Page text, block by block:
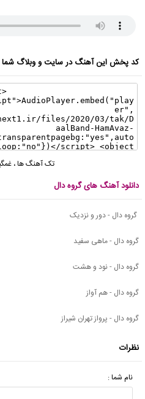
کد پخش این آهنگ در سایت و وبلاگ شما
تک آهنگ ها،
دانلود آهنگ های گروه دال
گروه دال - دور و نزدیک
گروه دال - ماهی سفید
گروه دال - نود و هشت
گروه دال - هم آواز
گروه دال - پرواز تهران شیراز
نظرات
نام شما :